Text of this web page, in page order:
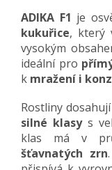
ADIKA F1 je
kukuřice, který
vysokým
ideální pro
k mražení i
Rostliny
silné klasys
klas má v
šťavnatých zrn